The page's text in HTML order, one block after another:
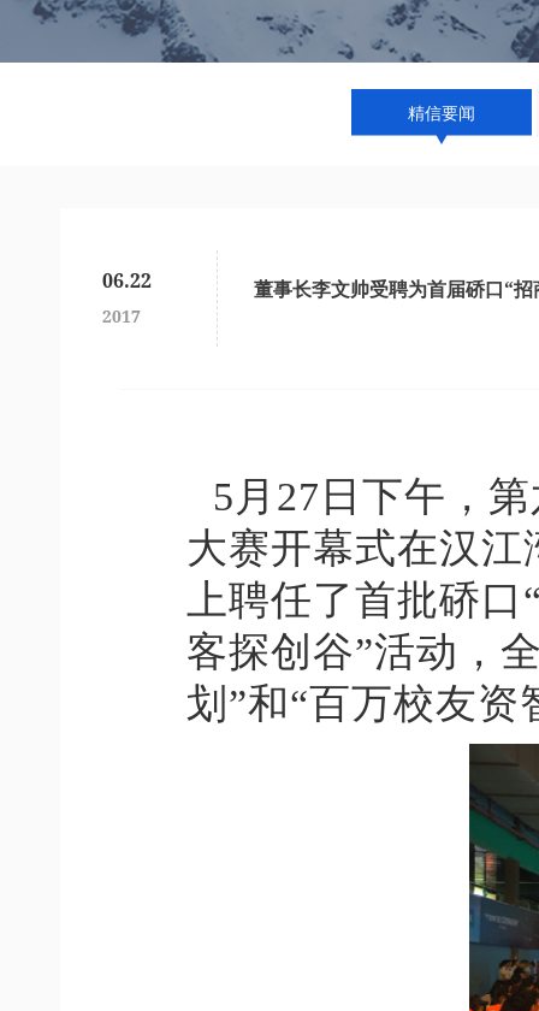
精信要闻
06.22
2017
董事长李文帅受聘为首届硚口“
5月27日下午，
大赛开幕式在汉
上聘任了首批硚
客探创谷”活动，
划”和“百万校友资